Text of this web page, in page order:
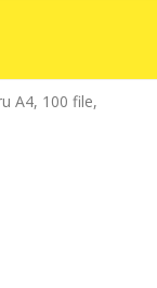
A4, 100 file,